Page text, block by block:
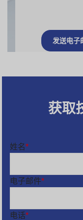
发送电子
获取
姓名*
电子邮件*
电话*